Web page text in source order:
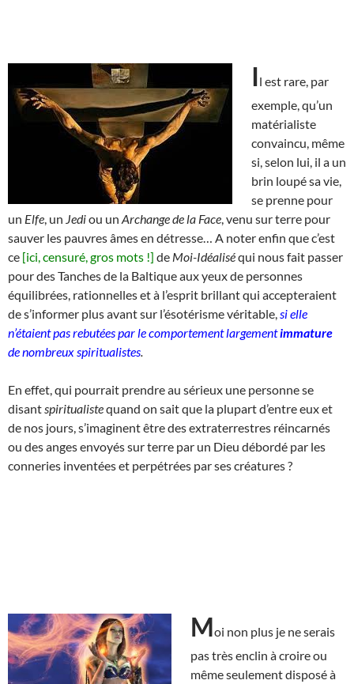
Il est rare, par
exemple, qu’un
matérialiste
convaincu, même
si, selon lui, il a un
brin loupé sa vie,
se prenne pour
un Elfe , un Jediou un Archange de la Face , venu sur terre pour
sauver les pauvres âmes en détresse… A noter enfin que c’est
ce [ici, censuré, gros mots !] de Moi-Idéaliséqui nous fait passer
pour des Tanches de la Baltique aux yeux de personnes
équilibrées, rationnelles et à l’esprit brillant qui accepteraient
de s’informer plus avant sur l’ésotérisme véritable, si elle
n’étaient pas rebutées par le comportement largementimmature
de nombreux spiritualistes
En effet, qui pourrait prendre au sérieux une personne se
disant spiritualistequand on sait que la plupart d’entre eux et
de nos jours, s’imaginent être des extraterrestres réincarnés
ou des anges envoyés sur terre par un Dieu débordé par les
conneries inventées et perpétrées par ses créatures ?
Moi non plus je ne serais
pas très enclin à croire ou
même seulement disposé à